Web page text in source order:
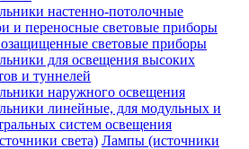
настенно-потолочные
и переносные световые приборы
световые приборы
для освещения высоких
и туннелей
наружного освещения
линейные, для модульных и
систем освещения
Лампы (источники